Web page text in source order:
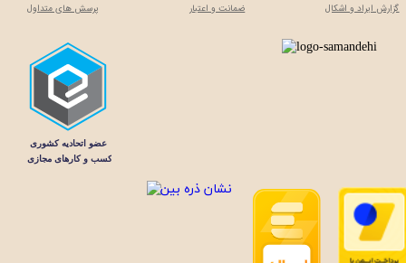
گزارش ایراد و اشکال
ضمانت و اعتبار
پرسش های متداول